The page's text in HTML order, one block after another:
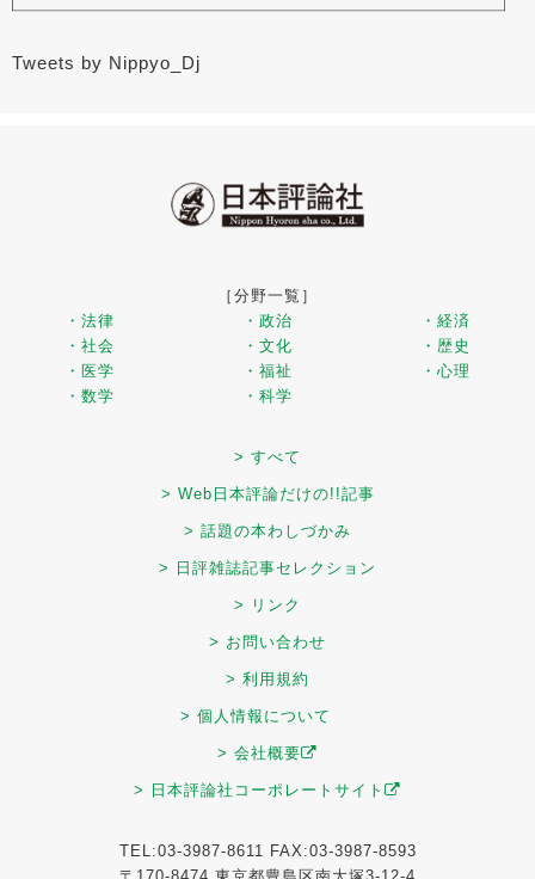
Tweets by Nippyo_Dj
［分野一覧］
・法律
・政治
・経済
・社会
・文化
・歴史
・医学
・福祉
・心理
・数学
・科学
> すべて
> Web日本評論だけの!!記事
> 話題の本わしづかみ
> 日評雑誌記事セレクション
> リンク
> お問い合わせ
> 利用規約
> 個人情報について
> 会社概要
> 日本評論社コーポレートサイト
TEL:03-3987-8611 FAX:03-3987-8593